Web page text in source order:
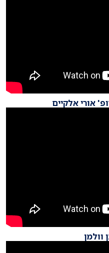
אורי אלקיים
וולמן